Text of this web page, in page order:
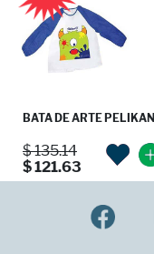
BATA DE ARTE PELIKAN
$ 135.14
$ 121.63